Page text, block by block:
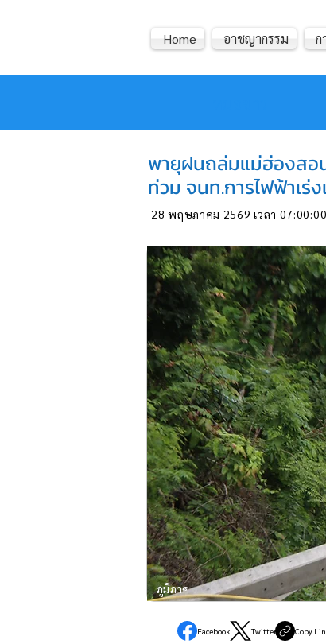
Home อาชญากรรม ก
พายุฝนถล่มแม่ฮ่องสอ
ท่วม จนท.การไฟฟ้าเร่
28 พฤษภาคม 2569 เวลา 07:00:00
ภูมิภาค
Facebook Twitter Copy